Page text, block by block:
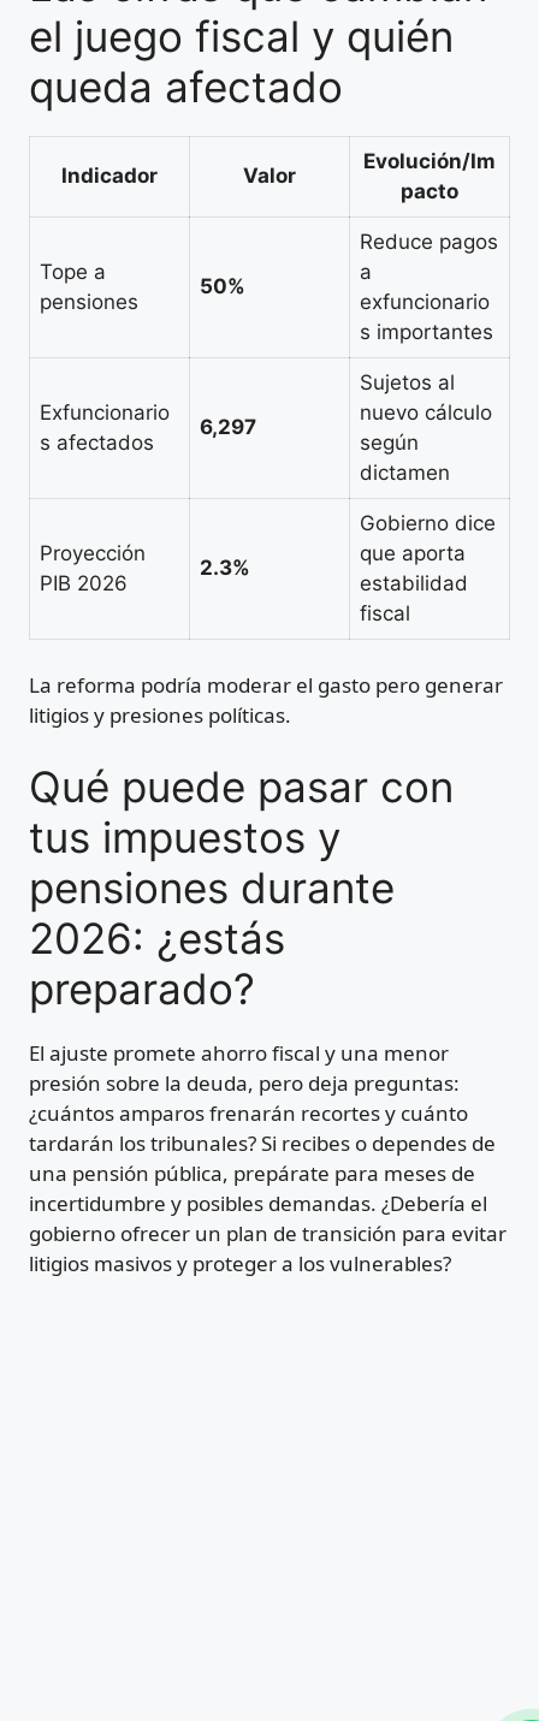
el juego fiscal y quién
queda afectado
Indicador Valor
Evolución/Im
pacto
Tope a
pensiones
50%
Reduce pagos
a
exfuncionario
s importantes
Exfuncionario
s afectados
6,297
Sujetos al
nuevo cálculo
según
dictamen
Proyección
PIB 2026
2.3%
Gobierno dice
que aporta
estabilidad
fiscal
La reforma podría moderar el gasto pero generar
litigios y presiones políticas.
Qué puede pasar con
tus impuestos y
pensiones durante
2026: ¿estás
preparado?
El ajuste promete ahorro fiscal y una menor
presión sobre la deuda, pero deja preguntas:
¿cuántos amparos frenarán recortes y cuánto
tardarán los tribunales? Si recibes o dependes de
una pensión pública, prepárate para meses de
incertidumbre y posibles demandas. ¿Debería el
gobierno ofrecer un plan de transición para evitar
litigios masivos y proteger a los vulnerables?